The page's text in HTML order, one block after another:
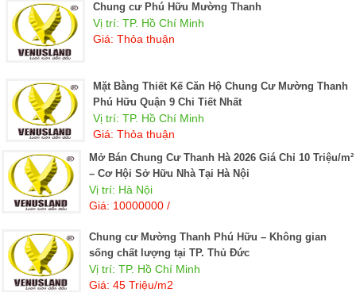
Chung cư Phú Hữu Mường Thanh
Vị trí: TP. Hồ Chí Minh
Giá: Thỏa thuận
Mặt Bằng Thiết Kế Căn Hộ Chung Cư Mường Thanh
Phú Hữu Quận 9 Chi Tiết Nhất
Vị trí: TP. Hồ Chí Minh
Giá: Thỏa thuận
Mở Bán Chung Cư Thanh Hà 2026 Giá Chỉ 10 Triệu/m²
– Cơ Hội Sở Hữu Nhà Tại Hà Nội
Vị trí: Hà Nội
Giá: 10000000 /
Chung cư Mường Thanh Phú Hữu – Không gian
sống chất lượng tại TP. Thủ Đức
Vị trí: TP. Hồ Chí Minh
Giá: 45 Triệu/m2